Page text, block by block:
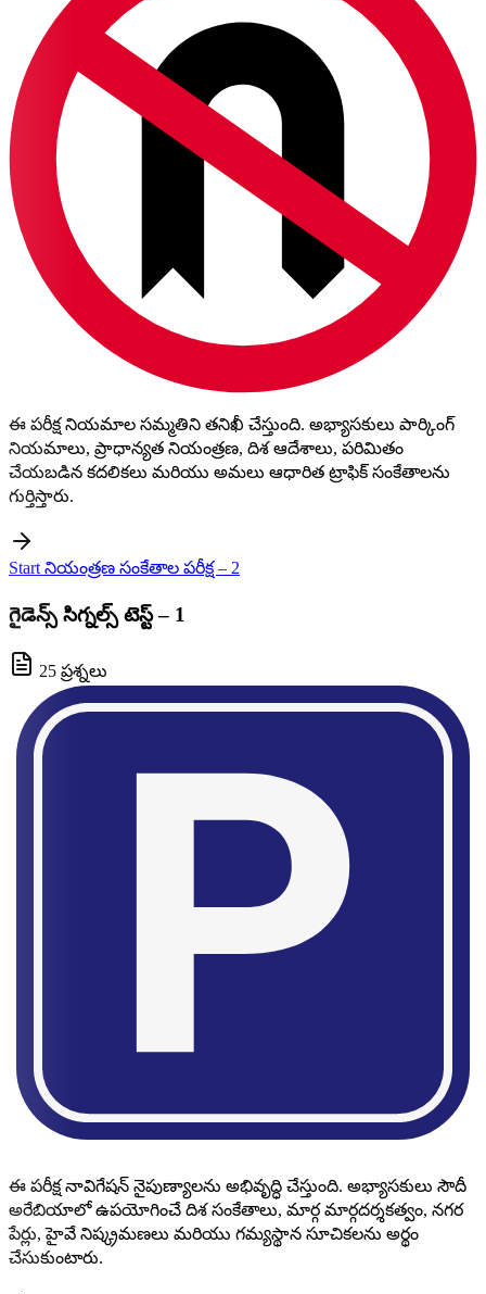
ఈ పరీక్ష నియమాల సమ్మతిని తనిఖీ చేస్తుంది. అభ్యాసకులు పార్కింగ్
నియమాలు, ప్రాధాన్యత నియంత్రణ, దిశ ఆదేశాలు, పరిమితం
చేయబడిన కదలికలు మరియు అమలు ఆధారిత ట్రాఫిక్ సంకేతాలను
గుర్తిస్తారు.
Start నియంత్రణ సంకేతాల పరీక్ష – 2
గైడెన్స్ సిగ్నల్స్ టెస్ట్ – 1
25 ప్రశ్నలు
ఈ పరీక్ష నావిగేషన్ నైపుణ్యాలను అభివృద్ధి చేస్తుంది. అభ్యాసకులు సౌదీ
అరేబియాలో ఉపయోగించే దిశ సంకేతాలు, మార్గ మార్గదర్శకత్వం, నగర
పేర్లు, హైవే నిష్క్రమణలు మరియు గమ్యస్థాన సూచికలను అర్థం
చేసుకుంటారు.